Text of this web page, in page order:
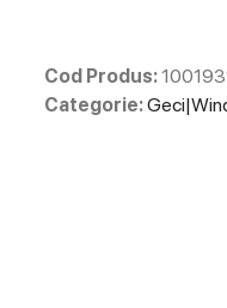
Cod Produs:
Categorie: